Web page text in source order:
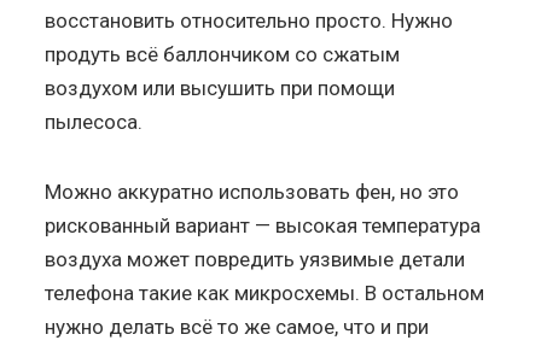
восстановить относительно просто. Нужно
продуть всё баллончиком со сжатым
воздухом или высушить при помощи
пылесоса.
Можно аккуратно использовать фен, но это
рискованный вариант — высокая температура
воздуха может повредить уязвимые детали
телефона такие как микросхемы. В остальном
нужно делать всё то же самое, что и при